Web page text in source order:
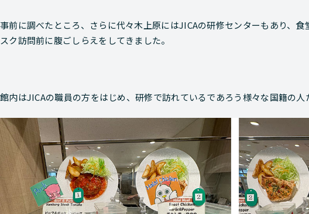
事前に調べたところ、さらに代々木上原にはJICAの研修センターもあり、
スク訪問前に腹ごしらえをしてきました。
館内はJICAの職員の方をはじめ、研修で訪れているであろう様々な国籍の人